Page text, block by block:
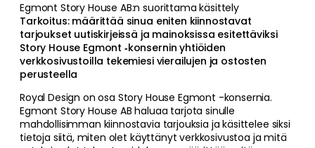
Egmont Story House AB:n suorittama käsittely
Tarkoitus: määrittää sinua eniten kiinnostavat
tarjoukset uutiskirjeissä ja mainoksissa esitettäviksi
Story House Egmont ‑konsernin yhtiöiden
verkkosivustoilla tekemiesi vierailujen ja ostosten
perusteella
Royal Design on osa Story House Egmont -konsernia.
Egmont Story House AB haluaa tarjota sinulle
mahdollisimman kiinnostavia tarjouksia ja käsittelee siksi
tietoja siitä, miten olet käyttänyt verkkosivustoa ja mitä